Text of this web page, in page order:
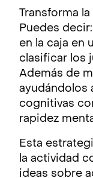
Transforma
Puedes
en la caja en
clasificar los
Además de
ayudándolos
cognitivas
rapidez
Esta
la actividad
ideas sobre